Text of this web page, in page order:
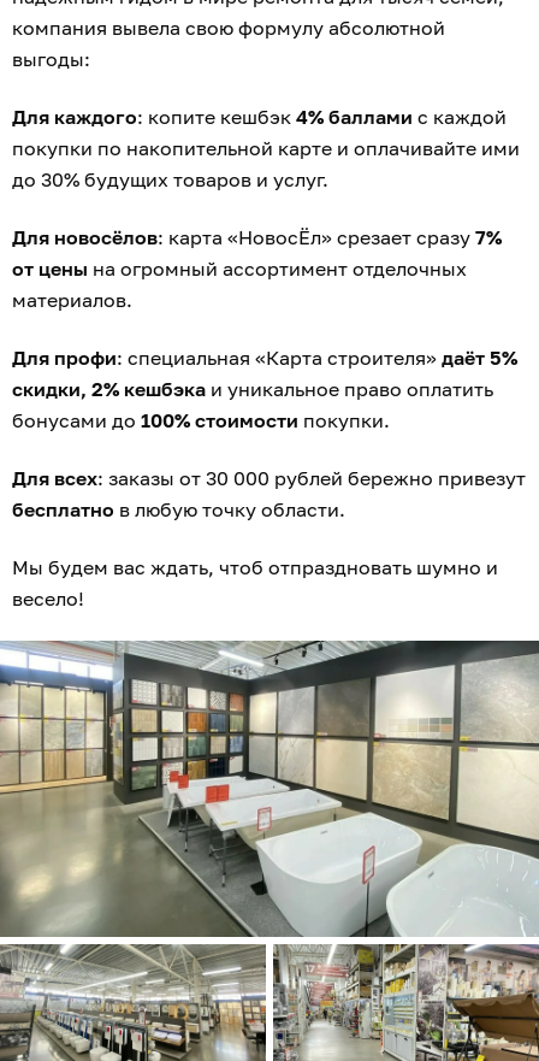
компания вывела свою формулу абсолютной
выгоды:
Для каждого: копите кешбэк 4% баллами с каждой
покупки по накопительной карте и оплачивайте ими
до 30% будущих товаров и услуг.
Для новосёлов: карта «НовосЁл» срезает сразу 7%
от цены на огромный ассортимент отделочных
материалов.
Для профи: специальная «Карта строителя» даёт 5%
скидки, 2% кешбэка и уникальное право оплатить
бонусами до 100% стоимости покупки.
Для всех: заказы от 30 000 рублей бережно привезут
бесплатно в любую точку области.
Мы будем вас ждать, чтоб отпраздновать шумно и
весело!